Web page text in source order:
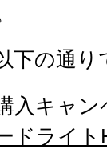
下の通り
入キャ
ドライト